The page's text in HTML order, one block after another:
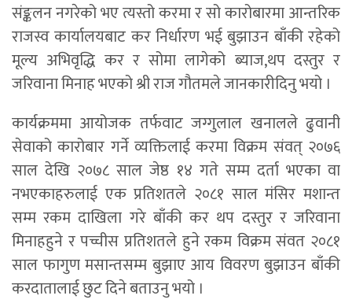
संङ्कलन नगरेको भए त्यस्तो करमा र सो कारोबारमा आन्तरिक
राजस्व कार्यालयबाट कर निर्धारण भई बुझाउन बाँकी रहेको
मूल्य अभिवृद्धि कर र सोमा लागेको ब्याज,थप दस्तुर र
जरिवाना मिनाह भएको श्री राज गौतमले जानकारीदिनु भयो ।
कार्यक्रममा आयोजक तर्फवाट जग्गुलाल खनालले ढुवानी
सेवाको कारोबार गर्ने व्यक्तिलाई करमा विक्रम संवत् २०७६
साल देखि २०७८ साल जेष्ठ १४ गते सम्म दर्ता भएका वा
नभएकाहरुलाई एक प्रतिशतले २०८१ साल मंसिर मशान्त
सम्म रकम दाखिला गरे बाँकी कर थप दस्तुर र जरिवाना
मिनाहहुने र पच्चीस प्रतिशतले हुने रकम विक्रम संवत २०८१
साल फागुण मसान्तसम्म बुझाए आय विवरण बुझाउन बाँकी
करदातालाई छुट दिने बताउनु भयो ।